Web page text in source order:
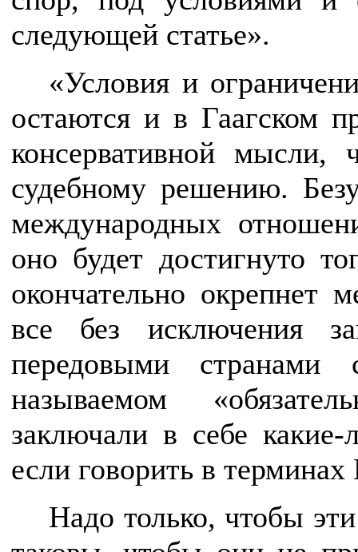
следующей статье».
«Условия и
остаются и в Гаагском
консервативной мысли,
судебному решению.
международных
оно будет достигнуто
окончательно окрепнет
все без исключения
передовыми странами
называемом
заключали в себе
если говорить в терминах
Надо только, чтобы